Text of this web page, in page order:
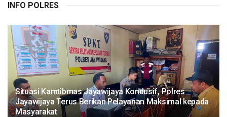
INFO POLRES
Situasi Kamtibmas Jayawijaya Kondusif, Polres
Jayawijaya Terus Berikan Pelayanan Maksimal kepada
Masyarakat